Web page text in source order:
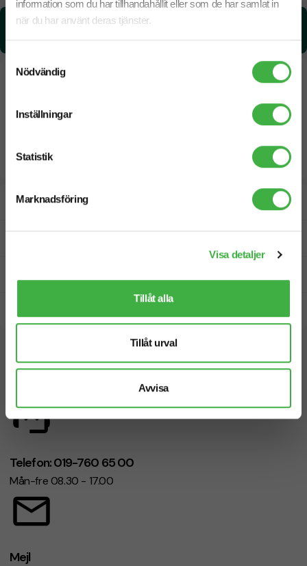
information som du har tillhandahållit eller som de har samlat in
när du har använt deras tjänster.
Nödvändig
Inställningar
Statistik
Marknadsföring
Visa detaljer
Tillåt alla
Tillåt urval
Avvisa
CO₂e -avtryck:
Designskiss inom 1 h
Vi hjälper dig gärna!
Telefon: 019-760 65 00
Mån-fre 08.30 - 17.00
Mejl